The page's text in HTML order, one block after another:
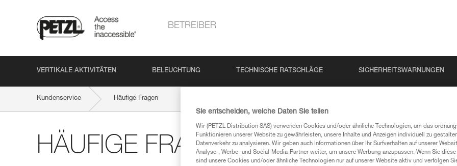
BETREIBER
VERTIKALE AKTIVITÄTEN BELEUCHTUNG TECHNISCHE RATSCHLÄGE SICHERHEITSWARNUNGEN
Kundenservice Häufige Fragen
HÄUFIGE FRAGEN
Sie entscheiden, welche Daten Sie teilen
Wir (PETZL Distribution SAS) verwenden Cookies und/oder ähnliche Technologien, um das
Funktionieren unserer Website zu gewährleisten, unsere Inhalte und Anzeigen individuell zu
Datenverkehr zu analysieren. Wir geben auch Informationen über Ihr Surfverhalten auf unserer
Analyse-, Werbe- und Social-Media-Partner weiter, um unsere Werbung anzupassen. Wenn Sie
sind unsere Cookies und/oder ähnliche Technologien nur auf unserer Website aktiv und verfolgen